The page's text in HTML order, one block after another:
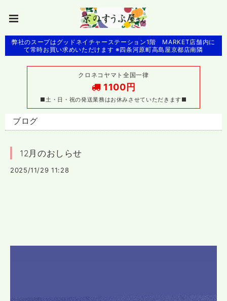
弊社のスープはグッドネイチャーステーション1階 MARKET店舗内に
て常時お買い求めいただけます ※四条河原町高島屋京都店南隣
クロネコヤマト全国一律
1100円
■土・日・祝の発送業務はお休みさせていただきます■
ブログ
12月のおしらせ
2025/11/29 11:28